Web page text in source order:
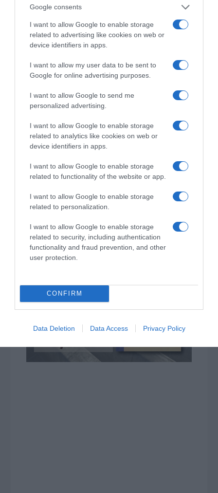
Google consents
I want to allow Google to enable storage
related to advertising like cookies on web or
device identifiers in apps.
I want to allow my user data to be sent to
Google for online advertising purposes.
I want to allow Google to send me
personalized advertising.
I want to allow Google to enable storage
related to analytics like cookies on web or
device identifiers in apps.
I want to allow Google to enable storage
related to functionality of the website or app.
I want to allow Google to enable storage
related to personalization.
I want to allow Google to enable storage
related to security, including authentication
functionality and fraud prevention, and other
user protection.
CONFIRM
Data Deletion Data Access Privacy Policy
θερμοκρασίες και ισχυρά μελτέμια την εβδομάδα
ΡΥΘΜΙΣΤΗΣ ο Σαμαράς
ΤΟ ΠΑΡΟΝ: Ρυθμιστής ο Αντώνης Σαμαράς – Απειλή
για ΝΔ
Πυρκαγιές: Στο ίδιο έργο θεατές
Όρθρος και Θεία Λειτουργία live: Δείτε την Κυριακή Ι΄
Ματθαίου
Όλο και λιγοστεύουν τα παιδιά που γράφονται στην
Α΄ Δημοτικού
ΤΟ ΒΙΒΛΙΟ ΣΤΟ “Π”